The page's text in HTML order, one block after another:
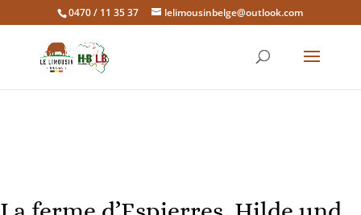
0470 / 11 35 37 lelimousinbelge@outlook.com